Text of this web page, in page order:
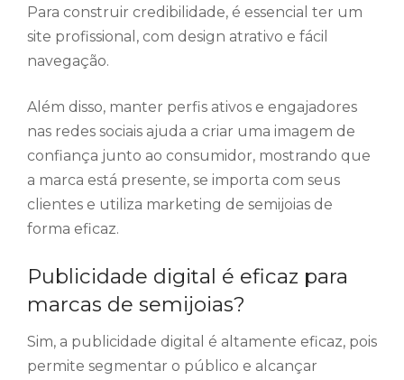
Para construir credibilidade, é essencial ter um
site profissional, com design atrativo e fácil
navegação.
Além disso, manter perfis ativos e engajadores
nas redes sociais ajuda a criar uma imagem de
confiança junto ao consumidor, mostrando que
a marca está presente, se importa com seus
clientes e utiliza marketing de semijoias de
forma eficaz.
Publicidade digital é eficaz para
marcas de semijoias?
Sim, a publicidade digital é altamente eficaz, pois
permite segmentar o público e alcançar